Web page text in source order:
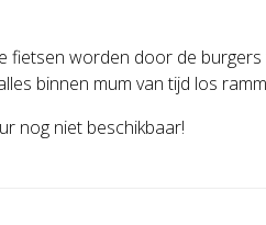
fietsen worden door de
binnen mum van tijd los
nog niet beschikbaar!